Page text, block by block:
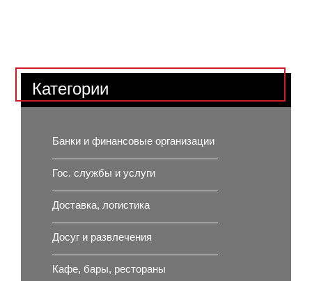
Категории
Банки и финансовые организации
Гос. службы и услуги
Доставка, логистика
Досуг и развлечения
Кафе, бары, рестораны